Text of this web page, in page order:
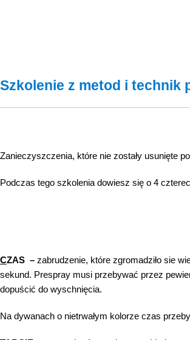
Szkolenie z metod i technik
Zanieczyszczenia, które nie zostały usunięte
Podczas tego szkolenia dowiesz się o 4
CZAS – zabrudzenie, które zgromadziło sie
sekund. Prespray musi przebywać przez
dopuścić do wyschnięcia.
Na dywanach o nietrwałym kolorze czas